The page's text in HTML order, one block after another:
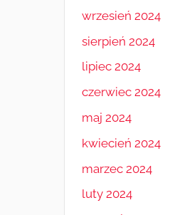
wrzesień 2024
sierpień 2024
lipiec 2024
czerwiec 2024
maj 2024
kwiecień 2024
marzec 2024
luty 2024